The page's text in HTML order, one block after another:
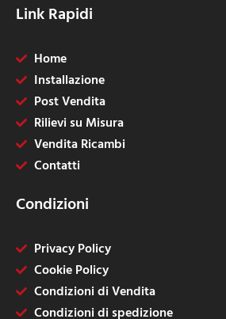
Link Rapidi
Home
Installazione
Post Vendita
Rilievi su Misura
Vendita Ricambi
Contatti
Condizioni
Privacy Policy
Cookie Policy
Condizioni di Vendita
Condizioni di spedizione